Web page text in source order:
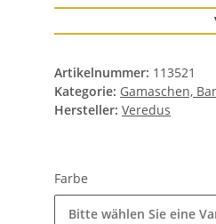
Artikelnummer: 113521
Kategorie: Gamaschen,
Hersteller: Veredus
Farbe
Bitte wählen Sie eine